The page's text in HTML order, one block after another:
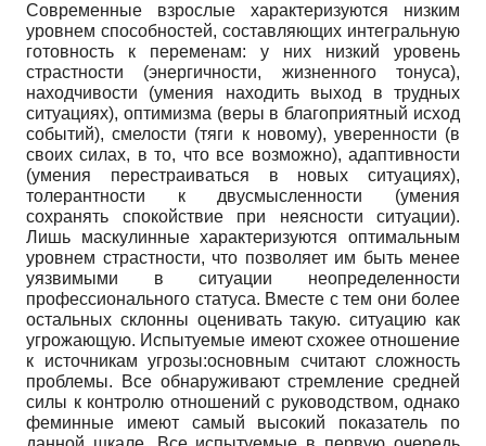
Современные взрослые характеризуются низким
уровнем способностей, составляющих интегральную
готовность к переменам: у них низкий уровень
страстности (энергичности, жизненного тонуса),
находчивости (умения находить выход в трудных
ситуациях), оптимизма (веры в благоприятный исход
событий), смелости (тяги к новому), уверенности (в
своих силах, в то, что все возможно), адаптивности
(умения перестраиваться в новых ситуациях),
толерантности к двусмысленности (умения
сохранять спокойствие при неясности ситуации).
Лишь маскулинные характеризуются оптимальным
уровнем страстности, что позволяет им быть менее
уязвимыми в ситуации неопределенности
профессионального статуса. Вместе с тем они более
остальных склонны оценивать такую. ситуацию как
угрожающую. Испытуемые имеют схожее отношение
к источникам угрозы:основным считают сложность
проблемы. Все обнаруживают стремление средней
силы к контролю отношений с руководством, однако
феминные имеют самый высокий показатель по